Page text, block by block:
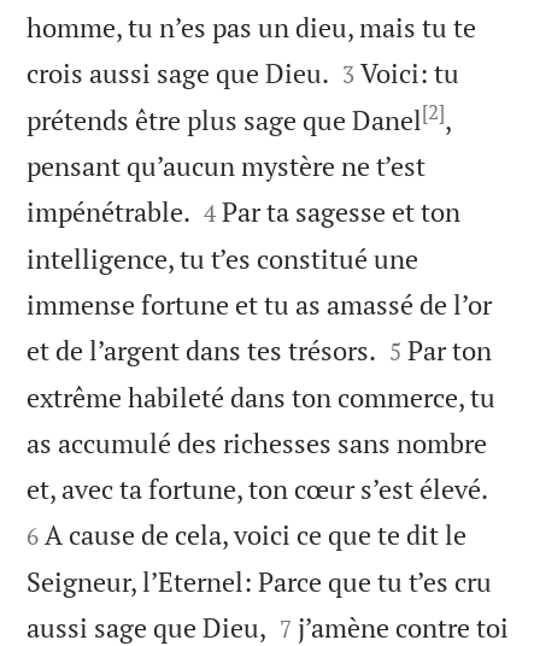
homme, tu n’es pas un dieu, mais tu te
crois aussi sage que Dieu. 

3 Voici: tu
prétends être plus sage que Danel[2],
pensant qu’aucun mystère ne t’est
impénétrable. 

4 Par ta sagesse et ton
intelligence, tu t’es constitué une
immense fortune et tu as amassé de l’or
et de l’argent dans tes trésors. 

5 Par ton
extrême habileté dans ton commerce, tu
as accumulé des richesses sans nombre
et, avec ta fortune, ton cœur s’est élevé.
6 A cause de cela, voici ce que te dit le
Seigneur, l’Eternel: Parce que tu t’es cru
aussi sage que Dieu, 

7 j’amène contre toi